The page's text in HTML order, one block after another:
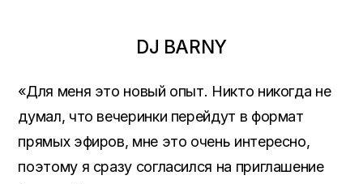
DJ BARNY
«Для меня это новый опыт. Никто никогда не
думал, что вечеринки перейдут в формат
прямых эфиров, мне это очень интересно,
поэтому я сразу согласился на приглашение